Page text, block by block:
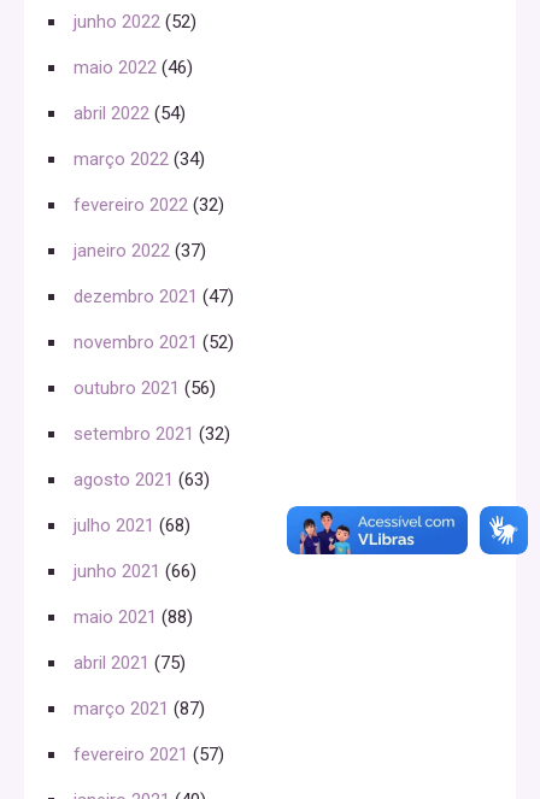
junho 2022 (52)
maio 2022 (46)
abril 2022 (54)
março 2022 (34)
fevereiro 2022 (32)
janeiro 2022 (37)
dezembro 2021 (47)
novembro 2021 (52)
outubro 2021 (56)
setembro 2021 (32)
agosto 2021 (63)
julho 2021 (68)
junho 2021 (66)
maio 2021 (88)
abril 2021 (75)
março 2021 (87)
fevereiro 2021 (57)